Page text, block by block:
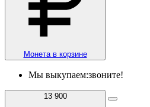
Монета в корзине
Мы выкупаем:звоните!
13 900